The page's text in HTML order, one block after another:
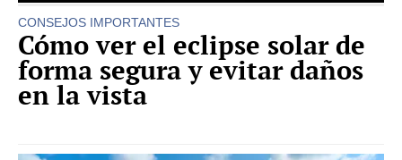
CONSEJOS IMPORTANTES
Cómo ver el eclipse solar de
forma segura y evitar daños
en la vista